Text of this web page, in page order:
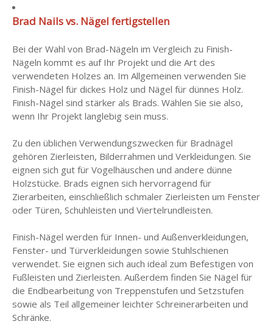
Brad Nails vs. Nägel fertigstellen
Bei der Wahl von Brad-Nägeln im Vergleich zu Finish-
Nägeln kommt es auf Ihr Projekt und die Art des
verwendeten Holzes an. Im Allgemeinen verwenden Sie
Finish-Nägel für dickes Holz und Nägel für dünnes Holz.
Finish-Nägel sind stärker als Brads. Wählen Sie sie also,
wenn Ihr Projekt langlebig sein muss.
Zu den üblichen Verwendungszwecken für Bradnägel
gehören Zierleisten, Bilderrahmen und Verkleidungen. Sie
eignen sich gut für Vogelhäuschen und andere dünne
Holzstücke. Brads eignen sich hervorragend für
Zierarbeiten, einschließlich schmaler Zierleisten um Fenster
oder Türen, Schuhleisten und Viertelrundleisten.
Finish-Nägel werden für Innen- und Außenverkleidungen,
Fenster- und Türverkleidungen sowie Stuhlschienen
verwendet. Sie eignen sich auch ideal zum Befestigen von
Fußleisten und Zierleisten. Außerdem finden Sie Nägel für
die Endbearbeitung von Treppenstufen und Setzstufen
sowie als Teil allgemeiner leichter Schreinerarbeiten und
Schränke.